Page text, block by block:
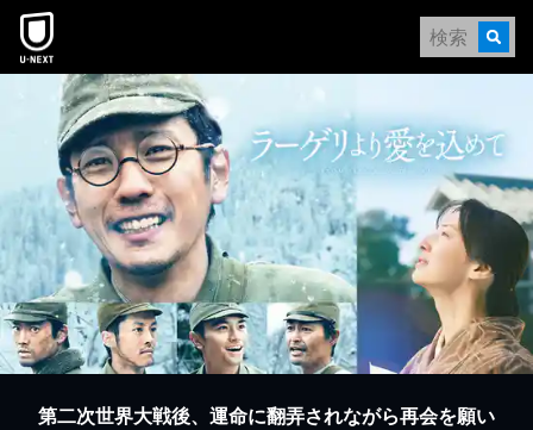
本文へスキップ
第二次世界大戦後、運命に翻弄されながら再会を願い